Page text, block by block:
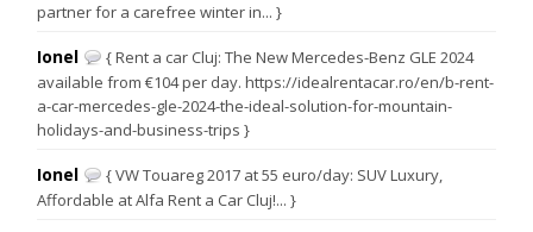
partner for a carefree winter in... }
Ionel
{ Rent a car Cluj: The New Mercedes-Benz GLE 2024
available from €104 per day. https://idealrentacar.ro/en/b-rent-
a-car-mercedes-gle-2024-the-ideal-solution-for-mountain-
holidays-and-business-trips }
Ionel
{ VW Touareg 2017 at 55 euro/day: SUV Luxury,
Affordable at Alfa Rent a Car Cluj!... }